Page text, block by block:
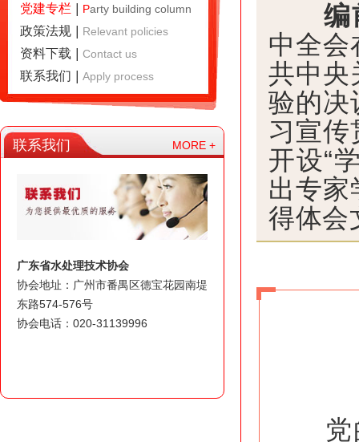
党建专栏 Party building column
政策法规 Relevant policies
资料下载 Contact us
联系我们 Apply process
联系我们 MORE +
广东省水处理技术协会
协会地址：广州市番禺区德宝花园南堤
东路574-576号
协会电话：020-31139996
编
中全会
共中央
验的决
习宣传
开设“
出专家
得体会
党的